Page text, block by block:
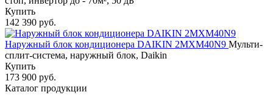
Купить
142 390 руб.
Наружный блок кондиционера DAIKIN 2MXM40N9 Мульти-
сплит-система, наружный блок, Daikin
Купить
173 900 руб.
Каталог продукции